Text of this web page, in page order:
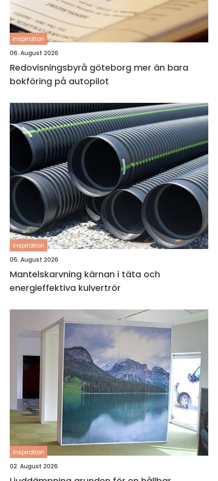
inspiration
06. August 2026
Redovisningsbyrå göteborg mer än bara
bokföring på autopilot
inspiration
05. August 2026
Mantelskarvning kärnan i täta och
energieffektiva kulvertrör
inspiration
02. August 2026